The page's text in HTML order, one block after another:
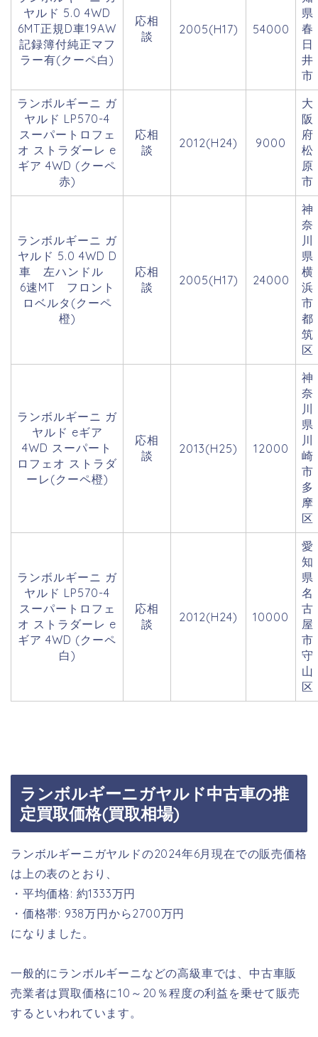
ヤルド 5.0 4WD
6MT正規D車19AW
記録簿付純正マフ
ラー有(クーペ白)
応相
談
2005(H17) 54000
県
春
日
井
市
ランボルギーニ ガ
ヤルド LP570-4
スーパートロフェ
オ ストラダーレ e
ギア 4WD (クーペ
赤)
応相
談
2012(H24) 9000
大
阪
府
松
原
市
ランボルギーニ ガ
ヤルド 5.0 4WD D
車 左ハンドル
6速MT フロント
ロベルタ(クーペ
橙)
応相
談
2005(H17) 24000
神
奈
川
県
横
浜
市
都
筑
区
ランボルギーニ ガ
ヤルド eギア
4WD スーパート
ロフェオ ストラダ
ーレ(クーペ橙)
応相
談
2013(H25) 12000
神
奈
川
県
川
崎
市
多
摩
区
ランボルギーニ ガ
ヤルド LP570-4
スーパートロフェ
オ ストラダーレ e
ギア 4WD (クーペ
白)
応相
談
2012(H24) 10000
愛
知
県
名
古
屋
市
守
山
区
ランボルギーニガヤルド中古車の推
定買取価格(買取相場)
ランボルギーニガヤルドの2024年6月現在での販売価格
は上の表のとおり、
・平均価格: 約1333万円
・価格帯: 938万円から2700万円
になりました。
一般的にランボルギーニなどの高級車では、中古車販
売業者は買取価格に10～20％程度の利益を乗せて販売
するといわれています。